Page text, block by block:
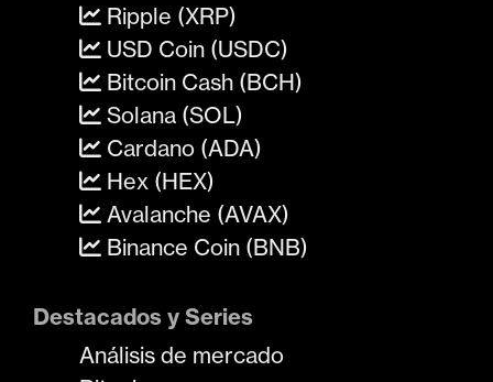
Ripple (XRP)
USD Coin (USDC)
Bitcoin Cash (BCH)
Solana (SOL)
Cardano (ADA)
Hex (HEX)
Avalanche (AVAX)
Binance Coin (BNB)
Destacados y Series
Análisis de mercado